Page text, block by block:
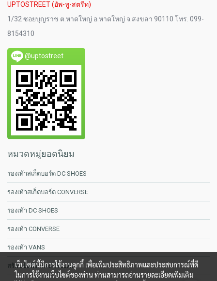
UPTOSTREET (อัพ-ทู-สตรีท)
1/32 ซอยบุญราช ต.หาดใหญ่ อ.หาดใหญ่ จ.สงขลา 90110 โทร. 099-
8154310
@uptostreet
หมวดหมู่ยอดนิยม
รองเท้าสเก็ตบอร์ด DC SHOES
รองเท้าสเก็ตบอร์ด CONVERSE
รองเท้า DC SHOES
รองเท้า CONVERSE
รองเท้า VANS
สร้อยข้อมือ RASTACLAT
เว็บไซต์นี้มีการใช้งานคุกกี้ เพื่อเพิ่มประสิทธิภาพและประสบการณ์ที่ดี
ในการใช้งานเว็บไซต์ของท่าน ท่านสามารถอ่านรายละเอียดเพิ่มเติม